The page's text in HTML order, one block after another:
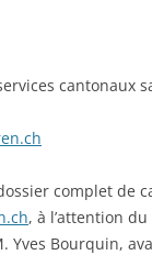
cantonaux
complet de
, à l’attention
Yves Bourquin,